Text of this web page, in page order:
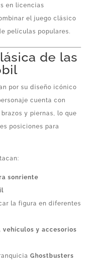
en licencias
el juego clásico
películas populares.
de las
por su diseño icónico
cuenta con
y piernas, lo que
posiciones para
sonriente
la figura en diferentes
vehículos y accesorios
Ghostbusters